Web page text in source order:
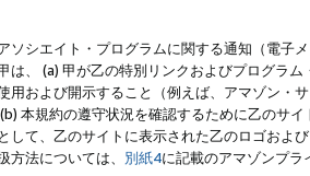
ソシエイト・プログラムに関する通知（電子
は、 (a) 甲が乙の特別リンクおよびプログラ
用および開示すること（例えば、アマゾン・
本規約の遵守状況を確認するために乙のサ
して、乙のサイトに表示された乙のロゴおよ
方法については、 別紙4に記載のアマゾンプ